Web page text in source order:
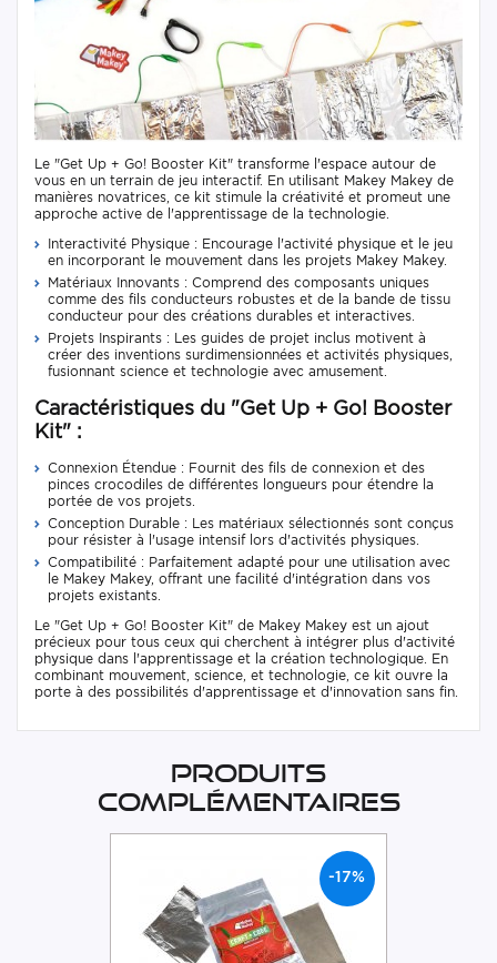
Le "Get Up + Go! Booster Kit" transforme l'espace autour de
vous en un terrain de jeu interactif. En utilisant Makey Makey de
manières novatrices, ce kit stimule la créativité et promeut une
approche active de l'apprentissage de la technologie.
Interactivité Physique : Encourage l'activité physique et le jeu
en incorporant le mouvement dans les projets Makey Makey.
Matériaux Innovants : Comprend des composants uniques
comme des fils conducteurs robustes et de la bande de tissu
conducteur pour des créations durables et interactives.
Projets Inspirants : Les guides de projet inclus motivent à
créer des inventions surdimensionnées et activités physiques,
fusionnant science et technologie avec amusement.
Caractéristiques du "Get Up + Go! Booster
Kit" :
Connexion Étendue : Fournit des fils de connexion et des
pinces crocodiles de différentes longueurs pour étendre la
portée de vos projets.
Conception Durable : Les matériaux sélectionnés sont conçus
pour résister à l'usage intensif lors d'activités physiques.
Compatibilité : Parfaitement adapté pour une utilisation avec
le Makey Makey, offrant une facilité d'intégration dans vos
projets existants.
Le "Get Up + Go! Booster Kit" de Makey Makey est un ajout
précieux pour tous ceux qui cherchent à intégrer plus d'activité
physique dans l'apprentissage et la création technologique. En
combinant mouvement, science, et technologie, ce kit ouvre la
porte à des possibilités d'apprentissage et d'innovation sans fin.
Produits
complémentaires
-17%